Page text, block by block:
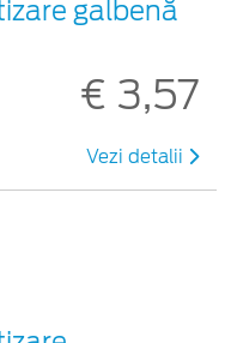
galbenă
€ 3,57
Vezi detalii